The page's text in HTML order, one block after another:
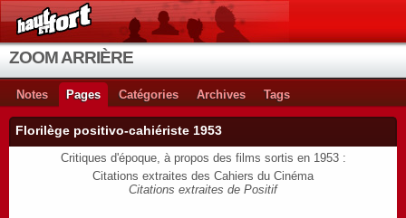
ZOOM ARRIÈRE
Notes Pages Catégories Archives Tags
Florilège positivo-cahiériste 1953
Critiques d'époque, à propos des films sortis en 1953 :
Citations extraites des Cahiers du Cinéma
Citations extraites de Positif